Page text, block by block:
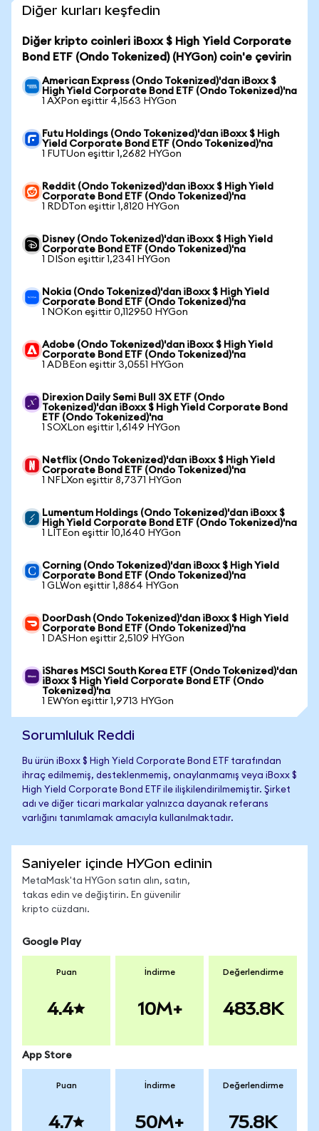
Diğer kurları keşfedin
Diğer kripto coinleri iBoxx $ High Yield Corporate
Bond ETF (Ondo Tokenized) (HYGon) coin'e çevirin
American Express (Ondo Tokenized)'dan iBoxx $
High Yield Corporate Bond ETF (Ondo Tokenized)'na
1 AXPon eşittir 4,1563 HYGon
Futu Holdings (Ondo Tokenized)'dan iBoxx $ High
Yield Corporate Bond ETF (Ondo Tokenized)'na
1 FUTUon eşittir 1,2682 HYGon
Reddit (Ondo Tokenized)'dan iBoxx $ High Yield
Corporate Bond ETF (Ondo Tokenized)'na
1 RDDTon eşittir 1,8120 HYGon
Disney (Ondo Tokenized)'dan iBoxx $ High Yield
Corporate Bond ETF (Ondo Tokenized)'na
1 DISon eşittir 1,2341 HYGon
Nokia (Ondo Tokenized)'dan iBoxx $ High Yield
Corporate Bond ETF (Ondo Tokenized)'na
1 NOKon eşittir 0,112950 HYGon
Adobe (Ondo Tokenized)'dan iBoxx $ High Yield
Corporate Bond ETF (Ondo Tokenized)'na
1 ADBEon eşittir 3,0551 HYGon
Direxion Daily Semi Bull 3X ETF (Ondo
Tokenized)'dan iBoxx $ High Yield Corporate Bond
ETF (Ondo Tokenized)'na
1 SOXLon eşittir 1,6149 HYGon
Netflix (Ondo Tokenized)'dan iBoxx $ High Yield
Corporate Bond ETF (Ondo Tokenized)'na
1 NFLXon eşittir 8,7371 HYGon
Lumentum Holdings (Ondo Tokenized)'dan iBoxx $
High Yield Corporate Bond ETF (Ondo Tokenized)'na
1 LITEon eşittir 10,1640 HYGon
Corning (Ondo Tokenized)'dan iBoxx $ High Yield
Corporate Bond ETF (Ondo Tokenized)'na
1 GLWon eşittir 1,8864 HYGon
DoorDash (Ondo Tokenized)'dan iBoxx $ High Yield
Corporate Bond ETF (Ondo Tokenized)'na
1 DASHon eşittir 2,5109 HYGon
iShares MSCI South Korea ETF (Ondo Tokenized)'dan
iBoxx $ High Yield Corporate Bond ETF (Ondo
Tokenized)'na
1 EWYon eşittir 1,9713 HYGon
Sorumluluk Reddi
Bu ürün iBoxx $ High Yield Corporate Bond ETF tarafından
ihraç edilmemiş, desteklenmemiş, onaylanmamış veya iBoxx $
High Yield Corporate Bond ETF ile ilişkilendirilmemiştir. Şirket
adı ve diğer ticari markalar yalnızca dayanak referans
varlığını tanımlamak amacıyla kullanılmaktadır.
Saniyeler içinde HYGon edinin
MetaMask'ta HYGon satın alın, satın,
takas edin ve değiştirin. En güvenilir
kripto cüzdanı.
Google Play
Puan
4.4
İndirme
10M+
Değerlendirme
483.8K
App Store
Puan
4.7
İndirme
50M+
Değerlendirme
75.8K